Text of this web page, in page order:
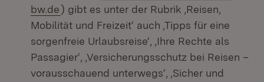
bw.de(Öffnet in neuem Fenster)
) gibt es unter der Rubrik ‚Reisen,
Mobilität und Freizeit‘ auch ‚Tipps für eine
sorgenfreie Urlaubsreise‘, ‚Ihre Rechte als
Passagier‘, ‚Versicherungsschutz bei Reisen –
vorausschauend unterwegs‘, ‚Sicher und